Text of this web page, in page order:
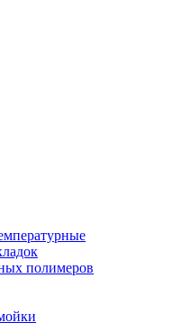
полимеров